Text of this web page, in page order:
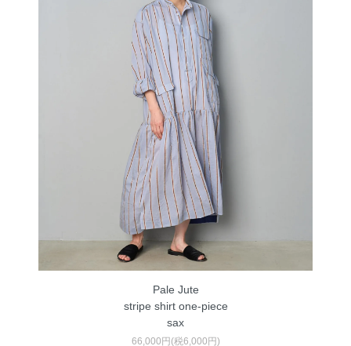
Pale Jute
stripe shirt one-piece
sax
66,000円(税6,000円)